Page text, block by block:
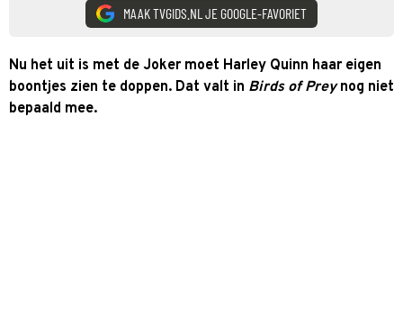
MAAK TVGIDS.NL JE GOOGLE-FAVORIET
Nu het uit is met de Joker moet Harley Quinn haar eigen
boontjes zien te doppen. Dat valt in Birds of Preynog niet
bepaald mee.